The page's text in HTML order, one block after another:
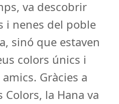
va descobrir
i nenes del poble
sinó que estaven
colors únics i
Gràcies a
Colors, la Hana va